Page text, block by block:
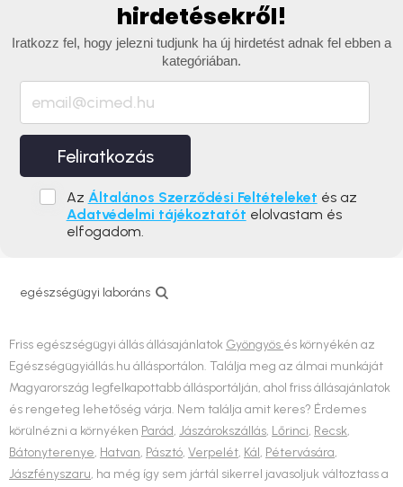
hirdetésekről!
Iratkozz fel, hogy jelezni tudjunk ha új hirdetést adnak fel ebben a
kategóriában.
Feliratkozás
Az Általános Szerződési Feltételeket és az
Adatvédelmi tájékoztatót elolvastam és
elfogadom.
egészségügyi laboráns
Friss egészségügyi állás állásajánlatok Gyöngyös és környékén az
Egészségügyiállás.hu állásportálon. Találja meg az álmai munkáját
Magyarország legfelkapottabb állásportálján, ahol friss állásajánlatok
és rengeteg lehetőség várja. Nem találja amit keres? Érdemes
körülnézni a környéken Parád, Jászárokszállás, Lőrinci, Recsk,
Bátonyterenye, Hatvan, Pásztó, Verpelét, Kál, Pétervására,
Jászfényszaru, ha még így sem jártál sikerrel javasoljuk változtass a